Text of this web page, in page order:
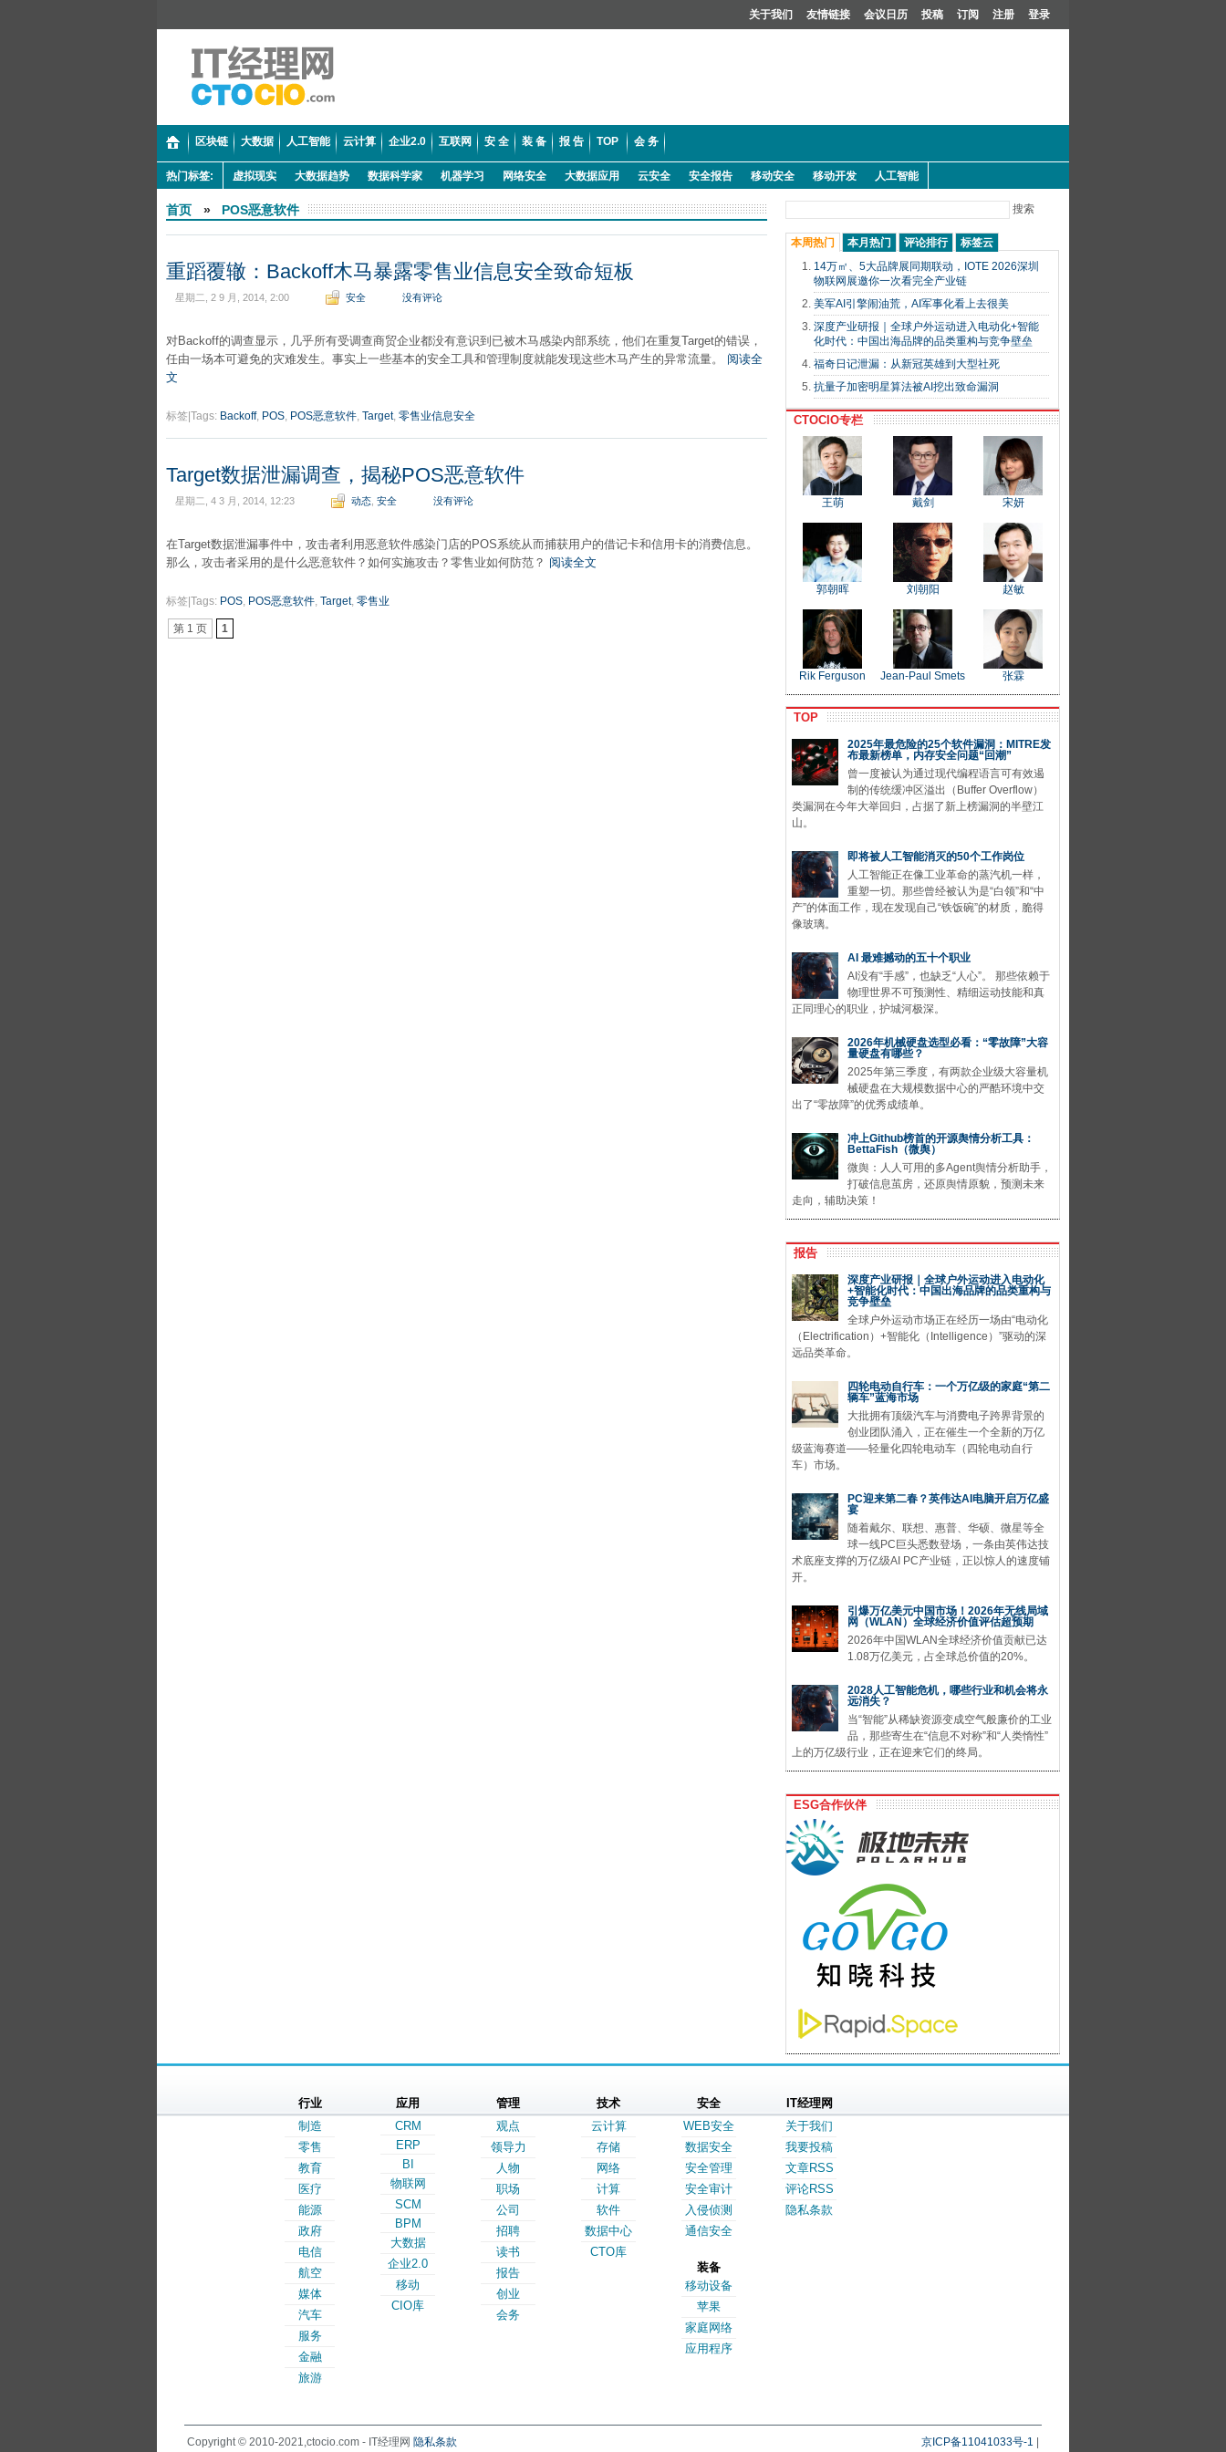
关于我们 友情链接 会议日历 投稿 订阅 注册 登录
区块链 大数据 人工智能 云计算 企业2.0 互联网 安 全 装 备 报 告 TOP 会 务
热门标签: 虚拟现实 大数据趋势 数据科学家 机器学习 网络安全 大数据应用 云安全 安全报告 移动安全 移动开发 人工智能
首页 » POS恶意软件
重蹈覆辙：Backoff木马暴露零售业信息安全致命短板
星期二, 2 9 月, 2014, 2:00 安全 没有评论
对Backoff的调查显示，几乎所有受调查商贸企业都没有意识到已被木马感染内部系统，他们在重复Target的错误，
任由一场本可避免的灾难发生。事实上一些基本的安全工具和管理制度就能发现这些木马产生的异常流量。 阅读全
文
标签|Tags: Backoff, POS, POS恶意软件, Target, 零售业信息安全
Target数据泄漏调查，揭秘POS恶意软件
星期二, 4 3 月, 2014, 12:23 动态 安全 没有评论
在Target数据泄漏事件中，攻击者利用恶意软件感染门店的POS系统从而捕获用户的借记卡和信用卡的消费信息。
那么，攻击者采用的是什么恶意软件？如何实施攻击？零售业如何防范？ 阅读全文
标签|Tags: POS, POS恶意软件, Target, 零售业
第 1 页 1
搜索
本周热门 本月热门 评论排行
标签云
14万㎡、5大品牌展同期联动，IOTE 2026深圳
物联网展邀你一次看完全产业链
美军AI引擎闹油荒，AI军事化看上去很美
深度产业研报｜全球户外运动进入电动化+智能
化时代：中国出海品牌的品类重构与竞争壁垒
福奇日记泄漏：从新冠英雄到大型社死
抗量子加密明星算法被AI挖出致命漏洞
CTOCIO专栏
王萌 戴剑 宋妍
郭朝晖 刘朝阳 赵敏
Rik Ferguson Jean-Paul Smets 张霖
TOP
2025年最危险的25个软件漏洞：MITRE发
布最新榜单，内存安全问题“回潮”
曾一度被认为通过现代编程语言可有效遏
制的传统缓冲区溢出（Buffer Overflow）
类漏洞在今年大举回归，占据了新上榜漏洞的半壁江
山。
即将被人工智能消灭的50个工作岗位
人工智能正在像工业革命的蒸汽机一样，
重塑一切。那些曾经被认为是“白领”和“中
产”的体面工作，现在发现自己“铁饭碗”的材质，脆得
像玻璃。
AI 最难撼动的五十个职业
AI没有“手感”，也缺乏“人心”。 那些依赖于
物理世界不可预测性、精细运动技能和真
正同理心的职业，护城河极深。
2026年机械硬盘选型必看：“零故障”大容
量硬盘有哪些？
2025年第三季度，有两款企业级大容量机
械硬盘在大规模数据中心的严酷环境中交
出了“零故障”的优秀成绩单。
冲上Github榜首的开源舆情分析工具：
BettaFish（微舆）
微舆：人人可用的多Agent舆情分析助手，
打破信息茧房，还原舆情原貌，预测未来
走向，辅助决策！
报告
深度产业研报｜全球户外运动进入电动化
+智能化时代：中国出海品牌的品类重构与
竞争壁垒
全球户外运动市场正在经历一场由“电动化
（Electrification）+智能化（Intelligence）”驱动的深
远品类革命。
四轮电动自行车：一个万亿级的家庭“第二
辆车”蓝海市场
大批拥有顶级汽车与消费电子跨界背景的
创业团队涌入，正在催生一个全新的万亿
级蓝海赛道——轻量化四轮电动车（四轮电动自行
车）市场。
PC迎来第二春？英伟达AI电脑开启万亿盛
宴
随着戴尔、联想、惠普、华硕、微星等全
球一线PC巨头悉数登场，一条由英伟达技
术底座支撑的万亿级AI PC产业链，正以惊人的速度铺
开。
引爆万亿美元中国市场！2026年无线局域
网（WLAN）全球经济价值评估超预期
2026年中国WLAN全球经济价值贡献已达
1.08万亿美元，占全球总价值的20%。
2028人工智能危机，哪些行业和机会将永
远消失？
当“智能”从稀缺资源变成空气般廉价的工业
品，那些寄生在“信息不对称”和“人类惰性”
上的万亿级行业，正在迎来它们的终局。
ESG合作伙伴
行业
制造
零售
教育
医疗
能源
政府
电信
航空
媒体
汽车
服务
金融
旅游
应用
CRM
ERP
BI
物联网
SCM
BPM
大数据
企业2.0
移动
CIO库
管理
观点
领导力
人物
职场
公司
招聘
读书
报告
创业
会务
技术
云计算
存储
网络
计算
软件
数据中心
CTO库
安全
WEB安全
数据安全
安全管理
安全审计
入侵侦测
通信安全
装备
移动设备
苹果
家庭网络
应用程序
IT经理网
关于我们
我要投稿
文章RSS
评论RSS
隐私条款
Copyright © 2010-2021,ctocio.com - IT经理网 隐私条款 京ICP备11041033号-1